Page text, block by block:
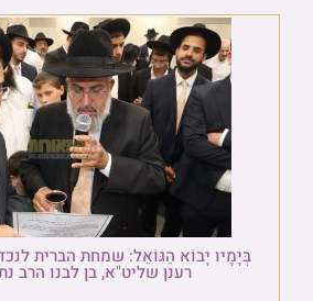
בְּיָמָיו יָבוֹא הַגּוֹאֵל: שמחת הברית
רענן שליט"א, בן לבנו הרב